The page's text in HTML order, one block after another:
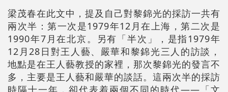
梁茂春在此文中，提及自己對黎錦光的採訪一共有
兩次半：第一次是1979年12月在上海，第二次是
1990年7月在北京。另有「半次」，是指1979年
12月28日對王人藝、嚴華和黎錦光三人的訪談，
地點是在王人藝教授的家裡，那次黎錦光的發言不
多，主要是王人藝和嚴華的談話。這兩次半的採訪
時隔十一年，卻代表着兩個不同的時代——「文